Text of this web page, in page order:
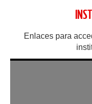
Enlaces para